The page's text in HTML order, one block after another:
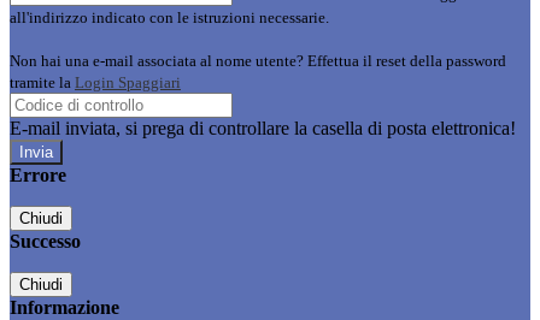
all'indirizzo indicato con le istruzioni necessarie.
Non hai una e-mail associata al nome utente? Effettua il reset della password
tramite la Login Spaggiari
E-mail inviata, si prega di controllare la casella di posta elettronica!
Errore
Chiudi
Successo
Chiudi
Informazione